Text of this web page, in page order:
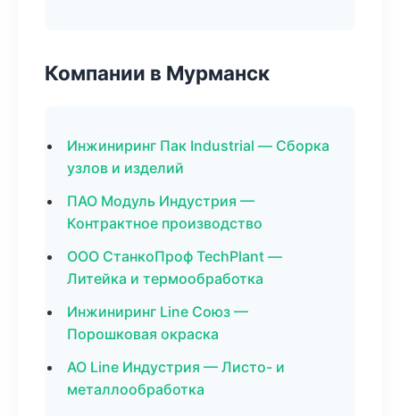
Компании в Мурманск
Инжиниринг Пак Industrial — Сборка
узлов и изделий
ПАО Модуль Индустрия —
Контрактное производство
ООО СтанкоПроф TechPlant —
Литейка и термообработка
Инжиниринг Line Союз —
Порошковая окраска
АО Line Индустрия — Листо- и
металлообработка